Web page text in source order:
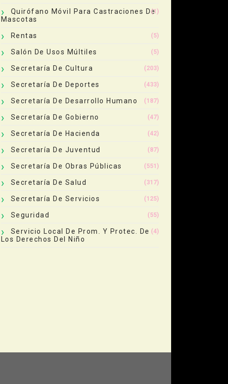
Quirófano Móvil Para Castraciones De
Mascotas
(1)
Rentas (5)
Salón De Usos Múltiles (5)
Secretaría De Cultura (203)
Secretaría De Deportes (433)
Secretaría De Desarrollo Humano (187)
Secretaría De Gobierno (47)
Secretaría De Hacienda (42)
Secretaría De Juventud (87)
Secretaría De Obras Públicas (551)
Secretaría De Salud (317)
Secretaría De Servicios (125)
Seguridad (55)
Servicio Local De Prom. Y Protec. De
Los Derechos Del Niño
(4)